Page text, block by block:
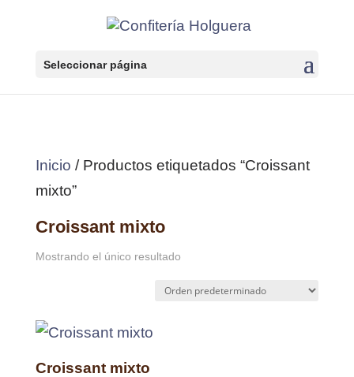
Seleccionar página
Inicio / Productos etiquetados “Croissant
mixto”
Croissant mixto
Mostrando el único resultado
Croissant mixto